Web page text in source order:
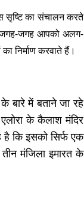
सृष्टि का संचालन करते
जगह-जगह आपको अलग-
निर्माण करवाते हैं।
में बताने जा रहे
के कैलाश मंदिर
कि इसको सिर्फ एक
मंजिला इमारत के